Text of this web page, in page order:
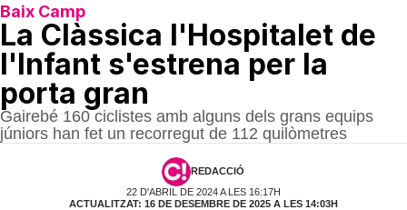
Baix Camp
La Clàssica l'Hospitalet de
l'Infant s'estrena per la
porta gran
Gairebé 160 ciclistes amb alguns dels grans equips
júniors han fet un recorregut de 112 quilòmetres
REDACCIÓ
22 D'ABRIL DE 2024 A LES 16:17H
ACTUALITZAT: 16 DE DESEMBRE DE 2025 A LES 14:03H